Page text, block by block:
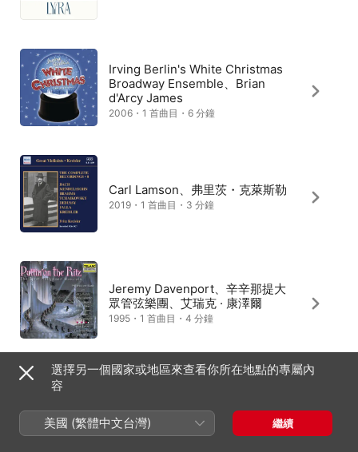
Irving Berlin's White Christmas
Broadway Ensemble、Brian
d'Arcy James
2006・1 首曲目・6 分鐘
Carl Lamson、弗里茨・克萊斯勒
2019・1 首曲目・3 分鐘
Jeremy Davenport、辛辛那提大
眾管弦樂團、艾瑞克 · 康澤爾
1995・1 首曲目・4 分鐘
Ertzscheid
2026・1 首曲目・2 分鐘
選擇另一個國家或地區來查看你所在地點的專屬內
容
美國 (繁體中文台灣) 繼續